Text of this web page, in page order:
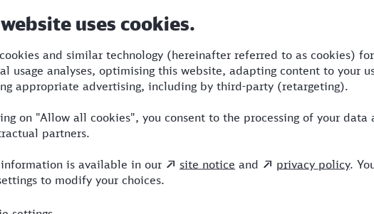
4:40 1 RJ,ICE
4:54 2 BRB,ICE,HLB